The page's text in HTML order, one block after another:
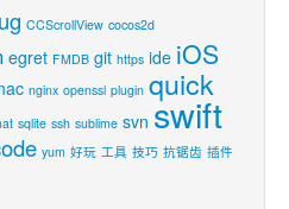
CCScrollView cocos2d
egret FMDB git https ide iOS
nginx openssl plugin quick
sqlite ssh sublime svn swift
yum 好玩 工具 技巧 抗锯齿 插件